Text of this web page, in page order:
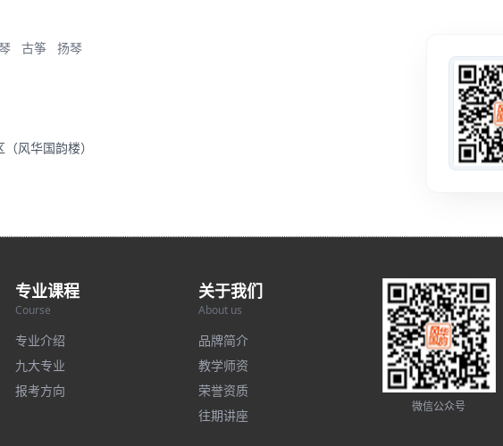
古筝 扬琴
风华国韵楼）
专业课程
Course
专业介绍
九大专业
报考方向
关于我们
About us
品牌简介
教学师资
荣誉资质
往期讲座
微信公众号